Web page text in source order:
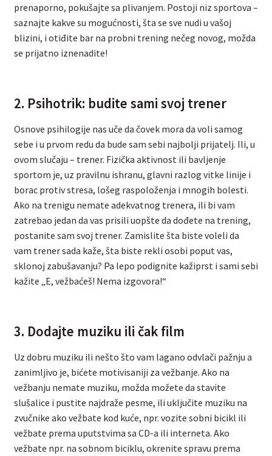
prenaporno, pokušajte sa plivanjem. Postoji niz sportova –
saznajte kakve su mogućnosti, šta se sve nudi u vašoj
blizini, i otiđite bar na probni trening nečeg novog, možda
se prijatno iznenadite!
2. Psihotrik: budite sami svoj trener
Osnove psihilogije nas uče da čovek mora da voli samog
sebe i u prvom redu da bude sam sebi najbolji prijatelj. Ili, u
ovom slučaju – trener. Fizička aktivnost ili bavljenje
sportom je, uz pravilnu ishranu, glavni razlog vitke linije i
borac protiv stresa, lošeg raspoloženja i mnogih bolesti.
Ako na trenigu nemate adekvatnog trenera, ili bi vam
zatrebao jedan da vas prisili uopšte da dođete na trening,
postanite sam svoj trener. Zamislite šta biste voleli da
vam trener sada kaže, šta biste rekli osobi poput vas,
sklonoj zabušavanju? Pa lepo podignite kažiprst i sami sebi
kažite „E, vežbaćeš! Nema izgovora!“
3. Dodajte muziku ili čak film
Uz dobru muziku ili nešto što vam lagano odvlači pažnju a
zanimljivo je, bićete motivisaniji za vežbanje. Ako na
vežbanju nemate muziku, možda možete da stavite
slušalice i pustite najdraže pesme, ili uključite muziku na
zvučnike ako vežbate kod kuće, npr. vozite sobni bicikl ili
vežbate prema uputstvima sa CD-a ili interneta. Ako
vežbate npr. na sobnom biciklu, okrenite spravu prema